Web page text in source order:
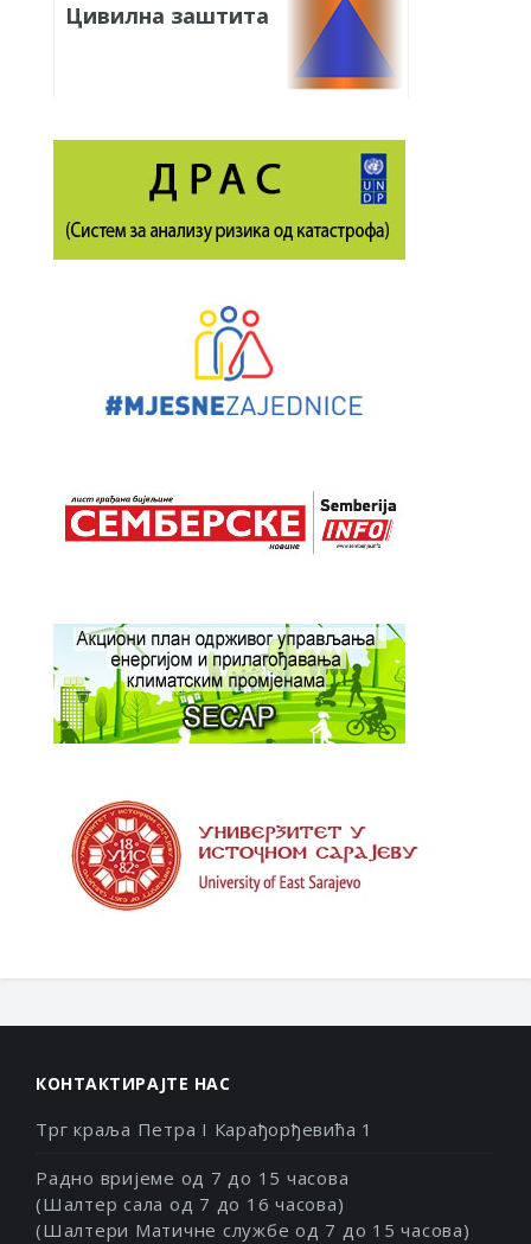
Цивилна заштита
КОНТАКТИРАЈТЕ НАС
Трг краља Петра I Карађорђевића 1
Радно вријеме од 7 до 15 часова
(Шалтер сала од 7 до 16 часова)
(Шалтери Матичне службе од 7 до 15 часова)